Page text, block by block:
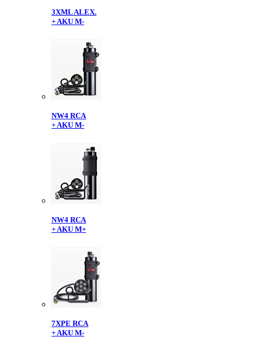
3XML ALEX.
+ AKU M-
NW4 RCA
+ AKU M-
NW4 RCA
+ AKU M+
7XPE RCA
+ AKU M-